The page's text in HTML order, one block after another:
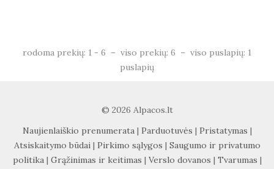
rodoma prekių: 1 - 6 – viso prekių: 6 – viso puslapių: 1
puslapių
© 2026 Alpacos.lt
Naujienlaiškio prenumerata| Parduotuvės | Pristatymas |
Atsiskaitymo būdai| Pirkimo sąlygos | Saugumo ir privatumo
politika| Grąžinimas ir keitimas | Verslo dovanos | Tvarumas |